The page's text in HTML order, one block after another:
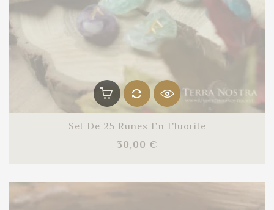
Set De 25 Runes En Fluorite
30,00 €